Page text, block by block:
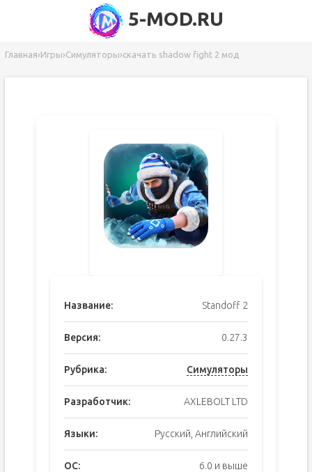
5-MOD.RU
Главная›Игры›Симуляторы›скачать shadow fight 2 мод
Название: Standoff 2
Версия: 0.27.3
Рубрика: Симуляторы
Разработчик: AXLEBOLT LTD
Языки: Русский, Английский
ОС: 6.0 и выше